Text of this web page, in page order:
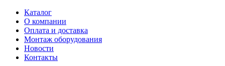
Каталог
О компании
Оплата и доставка
Монтаж оборудования
Новости
Контакты